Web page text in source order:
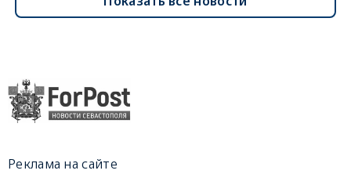
Реклама на сайте